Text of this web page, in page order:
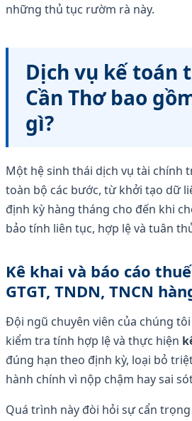
những thủ tục rườm rà này.
Dịch vụ kế toán
Cần Thơ bao
gì?
Một hệ sinh thái dịch vụ tài chính
toàn bộ các bước, từ khởi tạo dữ
định kỳ hàng tháng cho đến khi
bảo tính liên tục, hợp lệ và tuân
Kê khai và báo cáo
GTGT, TNDN, TNCN
Đội ngũ chuyên viên của chúng
kiểm tra tính hợp lệ và thực hiện
đúng hạn theo định kỳ, loại bỏ
hành chính vì nộp chậm hay sai
Quá trình này đòi hỏi sự cẩn